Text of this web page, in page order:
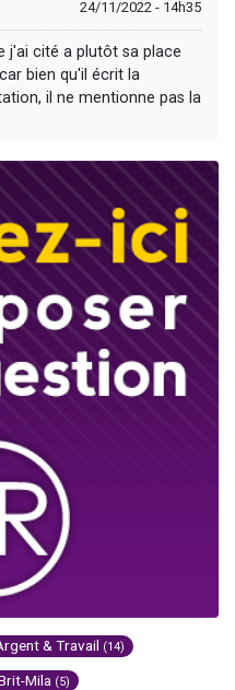
24/11/2022 - 14h35
j'ai cité a plutôt sa place
bien qu'il écrit la
il ne mentionne pas la
& Travail (14)
Mila (5)